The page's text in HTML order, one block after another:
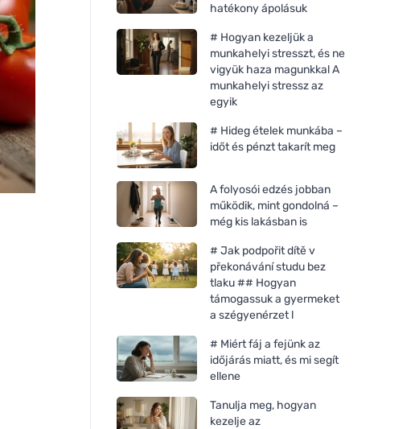
hatékony ápolásuk
# Hogyan kezeljük a
munkahelyi stresszt, és ne
vigyük haza magunkkal A
munkahelyi stressz az
egyik
# Hideg ételek munkába –
időt és pénzt takarít meg
A folyosói edzés jobban
működik, mint gondolná –
még kis lakásban is
# Jak podpořit dítě v
překonávání studu bez
tlaku ## Hogyan
támogassuk a gyermeket
a szégyenérzet l
# Miért fáj a fejünk az
időjárás miatt, és mi segít
ellene
Tanulja meg, hogyan
kezelje az